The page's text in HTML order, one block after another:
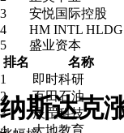
成功上市数未知
代表投资案例
投资领域：投资领域:
盛大网络 完美时空
3
安悦国际控股
4
HM INTL
5
盛业资本
排名
名称
1
即时科研
2
百田石油
3
辰罡科技
4
大地教育
纳斯达克